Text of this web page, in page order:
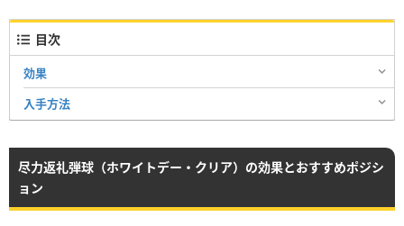
目次
効果
入手方法
尽力返礼弾球（ホワイトデー・クリア）の効果とおすすめポジシ
ョン